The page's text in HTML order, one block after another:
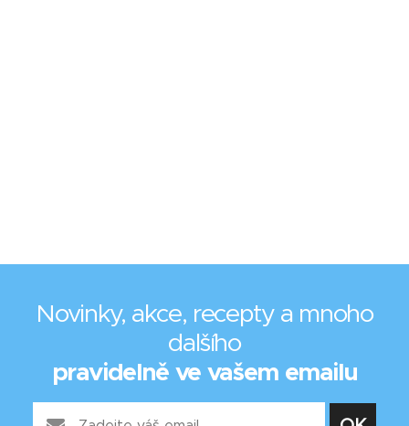
Novinky, akce, recepty a mnoho
dalšího
pravidelně ve vašem emailu